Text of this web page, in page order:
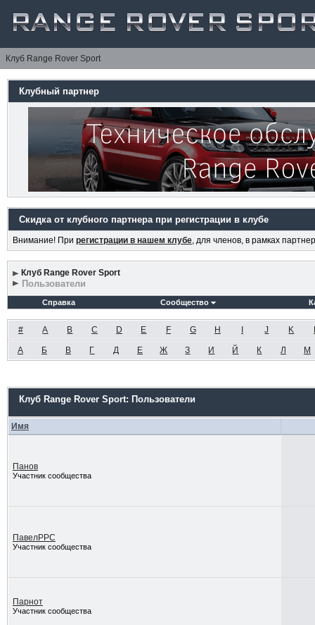
Клуб Range Rover Sport
Клубный партнер
Скидка от клубного партнера при регистрации в клубе
Внимание! При регистрации в нашем клубе, для членов, в рамках
Клуб Range Rover Sport
Пользователи
Справка Сообщество
# A B C D E F G H J K
А Б В Г Д Е Ж З И Й К Л М
Клуб Range Rover Sport: Пользователи
Имя
Панов
Участник сообщества
ПавелРРС
Участник сообщества
Парнот
Участник сообщества